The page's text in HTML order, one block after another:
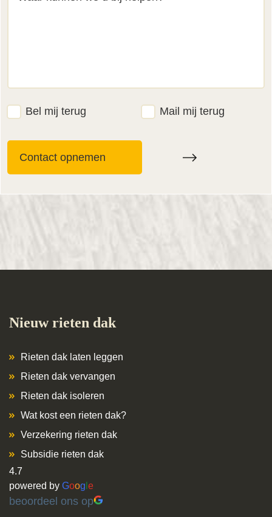
Bel mij terug Mail mij terug
Nieuw rieten dak
Rieten dak laten leggen
Rieten dak vervangen
Rieten dak isoleren
Wat kost een rieten dak?
Verzekering rieten dak
Subsidie rieten dak
4.7
powered by Goog e
beoordeel ons op